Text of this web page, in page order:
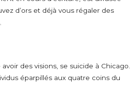
d’ors et déjà vous régaler des
des visions, se suicide à Chicago.
éparpillés aux quatre coins du